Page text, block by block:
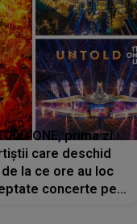
ONE, prima zi.
care deschid
la ce ore au loc
concerte pe